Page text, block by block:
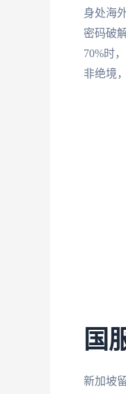
身处海
密码破
70%时
非绝境
国
新加坡